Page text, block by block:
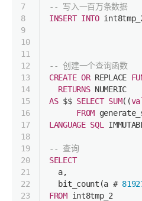
7
8
9
10
11
12
13
14
15
16
17
18
19
20
21
22
23
-- 写入一百万条数据
INSERT INTO
-- 创建一个查询函数
CREATE OR REPLACE
RETURNS NUMERIC
AS $$ SELECT SUM((
FROM
LANGUAGE SQL
-- 查询
SELECT
  a,
  bit_count(a #
FROM int8tmp_2